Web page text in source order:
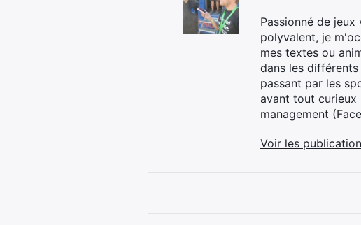
Passionné de
polyvalent, je
mes textes ou
dans les
passant par les
avant tout curieux
management
Voir les